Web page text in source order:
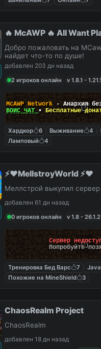
🔥 McAWP 🔥 All Want
Добро пожаловать на
найдет что-то по душе!
добавлен 203 дн назад
2 игроков онлайн
v 1.8.1 -
McAWP Network - Анархия
ВОЙС ЧАТ
• Бесплатные
Хардкор 6 Выживание 4
Ламповый
4
⚡️❤️MellstroyWorld ⚡️❤️
Меллстрой выкупил
добавлен 61 дн назад
0 игроков онлайн
v 1.8 - 26.1.2
Сервер
Попробуйте
Тренировка Бед Варс 7 Java
Похожие на MineShield
3
ChaosRealm Project
ChaosRealm
добавлен 18 дн назад